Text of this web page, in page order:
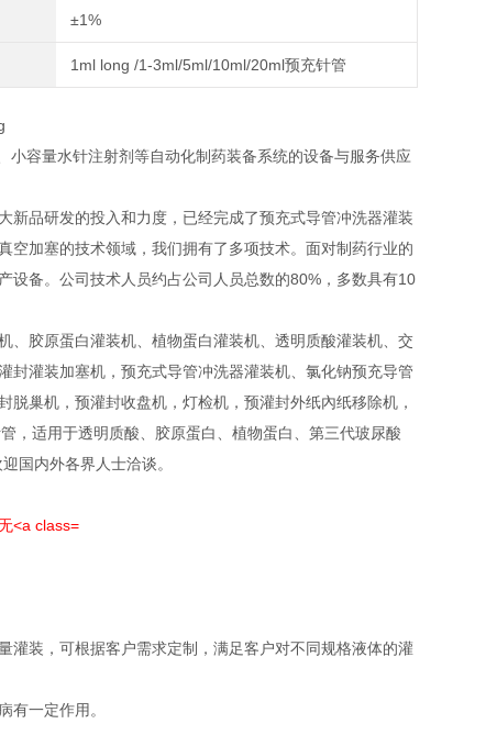
±1%
1ml long /1-3ml/5ml/10ml/20ml预充针管
容量水针注射剂等自动化制药装备系统的设备与服务供应
新品研发的投入和力度，已经完成了预充式导管冲洗器灌装
空加塞的技术领域，我们拥有了多项技术。面对制药行业的
设备。公司技术人员约占公司人员总数的80%，多数具有10
、胶原蛋白灌装机、植物蛋白灌装机、透明质酸灌装机、交
封灌装加塞机，预充式导管冲洗器灌装机、氯化钠预充导管
巢机，预灌封收盘机，灯检机，预灌封外纸內纸移除机，
，适用于透明质酸、胶原蛋白、植物蛋白、第三代玻尿酸
国内外各界人士洽谈。
灌装，可根据客户需求定制，满足客户对不同规格液体的灌
有一定作用。